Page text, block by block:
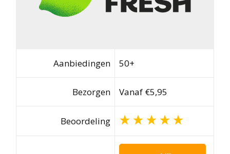
Aanbiedingen 50+
Bezorgen Vanaf €5,95
Beoordeling